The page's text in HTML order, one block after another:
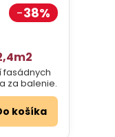
38%
fasádnych
za balenie.
košíka